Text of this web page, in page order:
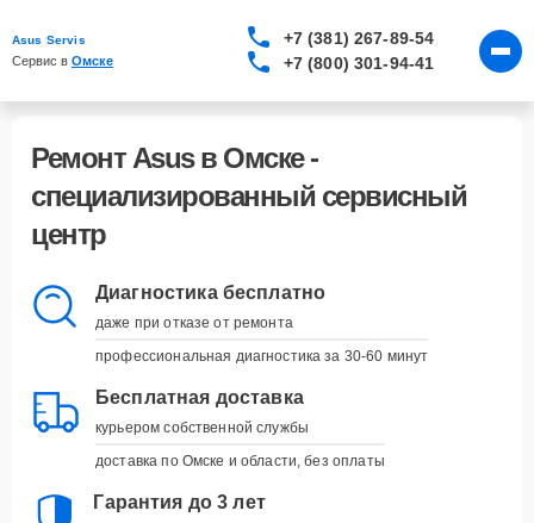
Asus Servis
Сервис в Омске
+7 (381) 267-89-54
+7 (800) 301-94-41
Ремонт Asus в Омске -
специализированный сервисный
центр
Диагностика бесплатно
даже при отказе от ремонта
профессиональная диагностика за 30-60 минут
Бесплатная доставка
курьером собственной службы
доставка по Омске и области, без оплаты
Гарантия до 3 лет